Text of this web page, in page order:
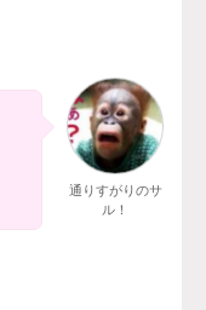
通りすがりのサ
ル！